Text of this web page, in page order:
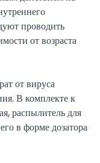
проводить
от возраста
от вируса
В комплекте к
распылитель для
в форме дозатора